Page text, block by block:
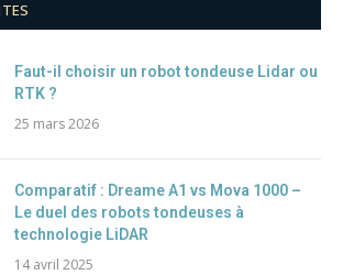
Faut-il choisir un robot tondeuse Lidar ou
RTK ?
25 mars 2026
Comparatif : Dreame A1 vs Mova 1000 –
Le duel des robots tondeuses à
technologie LiDAR
14 avril 2025